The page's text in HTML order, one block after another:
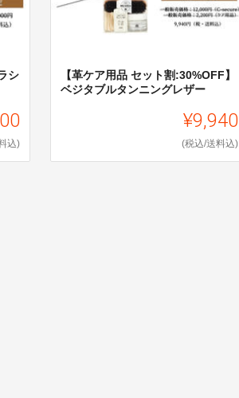
シ
込)
【革ケア用品 セット割:30%OFF】
ベジタブルタンニングレザー
¥9,940
(税込/送料込)